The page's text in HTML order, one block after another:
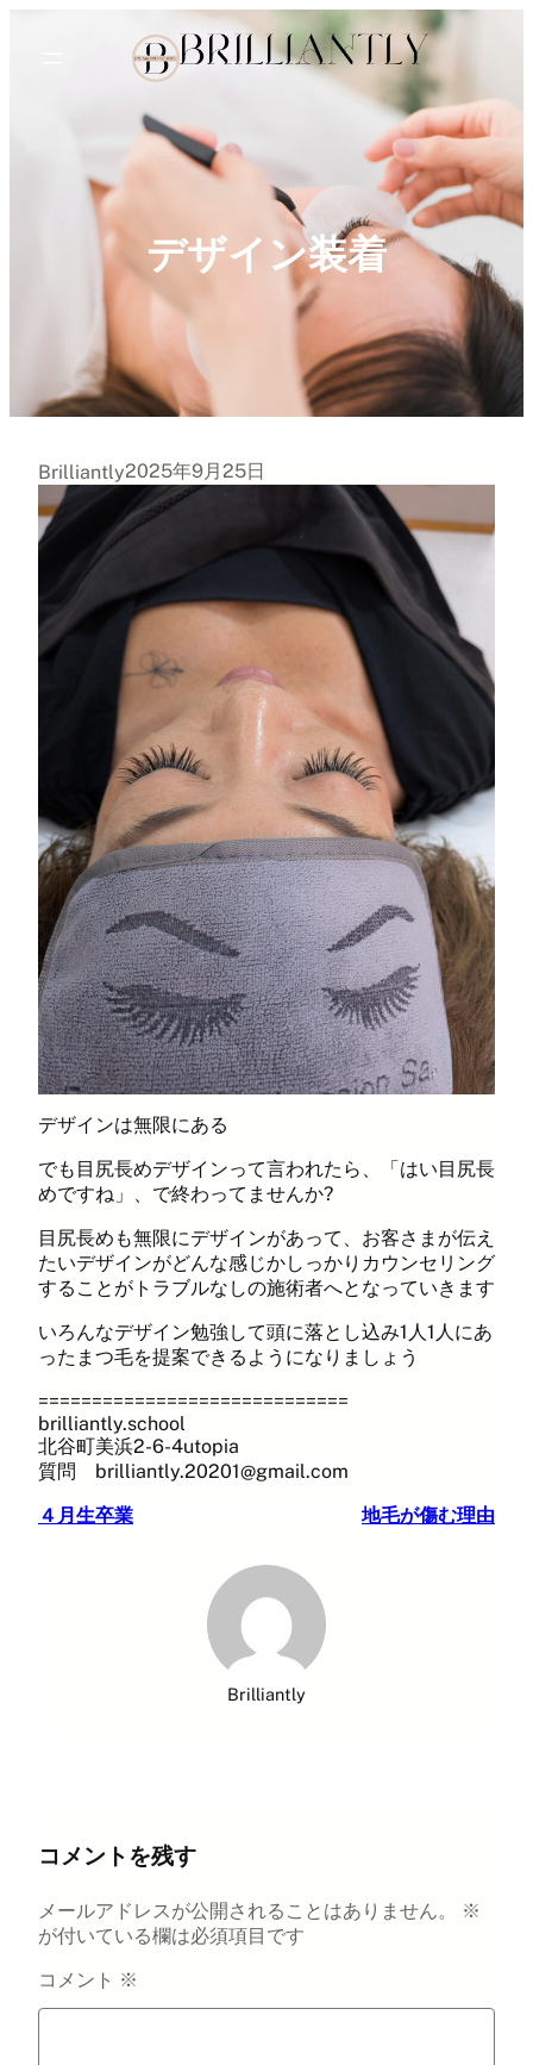
デザイン装着
Brilliantly2025年9月25日
デザインは無限にある
でも目尻長めデザインって言われたら、「はい目尻長
めですね」、で終わってませんか?
目尻長めも無限にデザインがあって、お客さまが伝え
たいデザインがどんな感じかしっかりカウンセリング
することがトラブルなしの施術者へとなっていきます
いろんなデザイン勉強して頭に落とし込み1人1人にあ
ったまつ毛を提案できるようになりましょう
=============================
brilliantly.school
北谷町美浜2-6-4utopia
質問 brilliantly.20201@gmail.com
４月生卒業
地毛が傷む理由
Brilliantly
コメントを残す
メールアドレスが公開されることはありません。
※
が付いている欄は必須項目です
コメント ※